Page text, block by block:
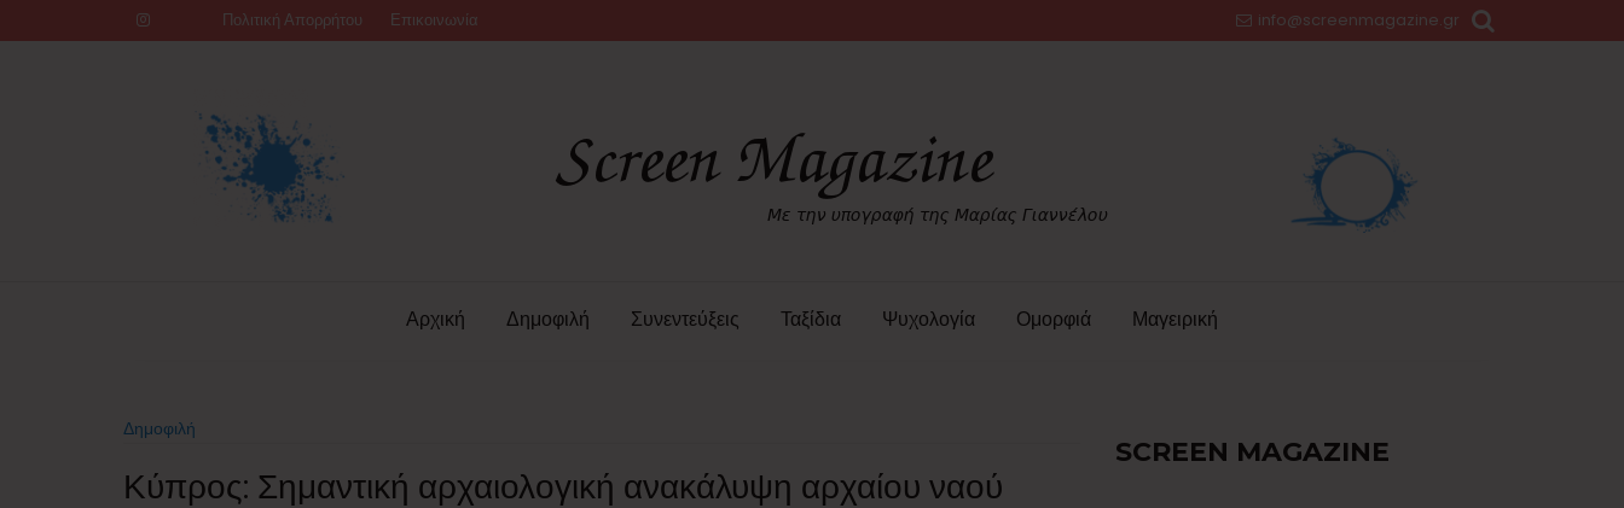
to
Πολιτική Απορρήτου Επικοινωνία info@screenmagazine.gr
Αρχική Δημοφιλή Συνεντεύξεις Ταξίδια Ψυχολογία Ομορφιά Μαγειρική
Δημοφιλή
Κύπρος: Σημαντική αρχαιολογική ανακάλυψη αρχαίου ναού
SCREEN MAGAZINE